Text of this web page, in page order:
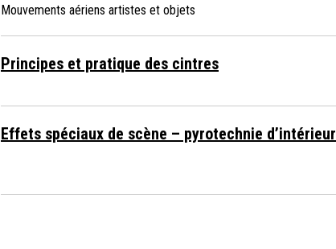
Mouvements aériens artistes et objets
Principes et pratique des cintres
Effets spéciaux de scène – pyrotechnie d’intérieur